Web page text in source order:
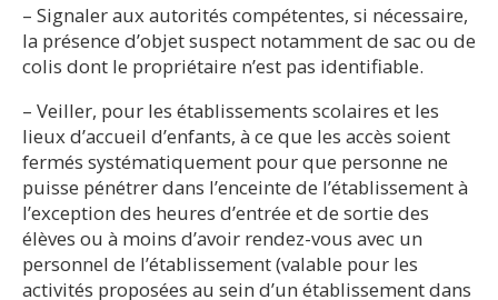
– Signaler aux autorités compétentes, si nécessaire,
la présence d’objet suspect notamment de sac ou de
colis dont le propriétaire n’est pas identifiable.
– Veiller, pour les établissements scolaires et les
lieux d’accueil d’enfants, à ce que les accès soient
fermés systématiquement pour que personne ne
puisse pénétrer dans l’enceinte de l’établissement à
l’exception des heures d’entrée et de sortie des
élèves ou à moins d’avoir rendez-vous avec un
personnel de l’établissement (valable pour les
activités proposées au sein d’un établissement dans